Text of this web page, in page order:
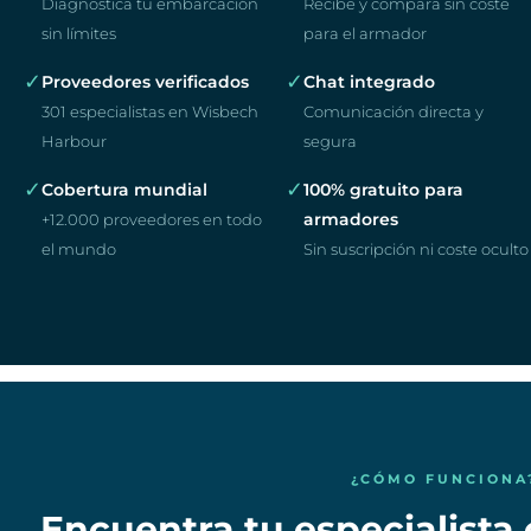
sin límites
para el armador
✓ Proveedores verificados
301 especialistas en Wisbech
Harbour
✓Chat integrado
Comunicación directa y
segura
✓Cobertura mundial
+12.000 proveedores en todo
el mundo
✓100% gratuito para
armadores
Sin suscripción ni coste oculto
¿CÓMO